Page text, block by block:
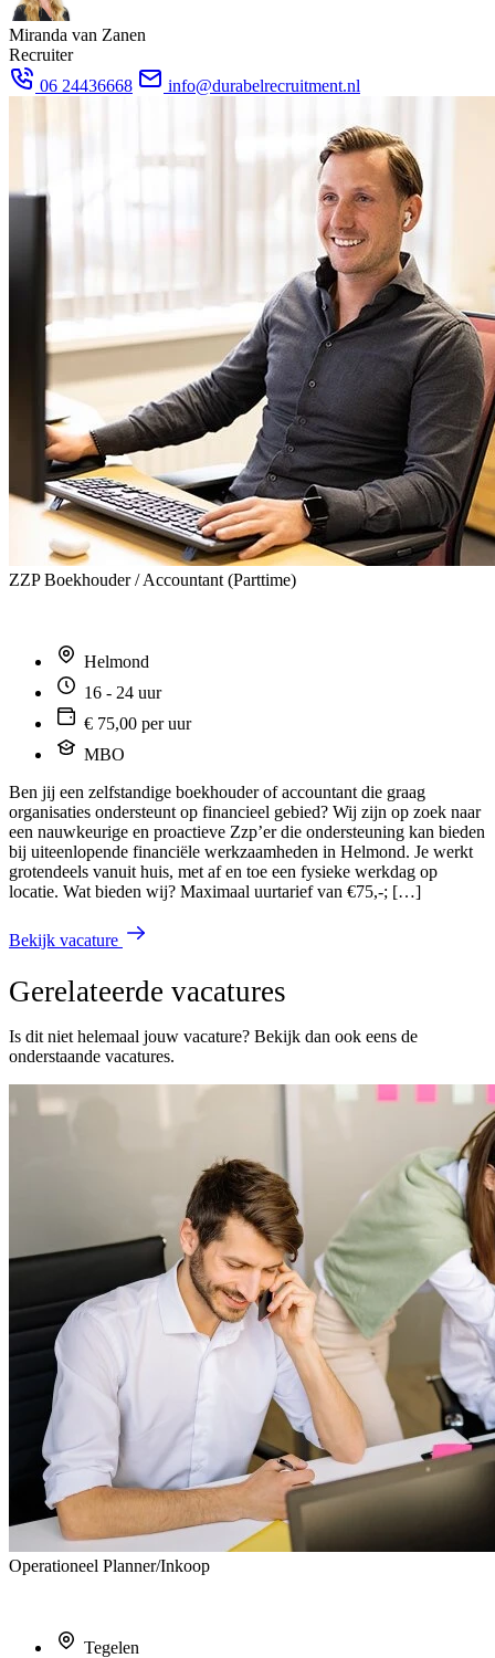
Miranda van Zanen
Recruiter
06 24436668
info@durabelrecruitment.nl
ZZP Boekhouder / Accountant (Parttime)
Helmond
16 - 24 uur
€ 75,00 per uur
MBO
Ben jij een zelfstandige boekhouder of accountant die graag
organisaties ondersteunt op financieel gebied? Wij zijn op zoek naar
een nauwkeurige en proactieve Zzp’er die ondersteuning kan bieden
bij uiteenlopende financiële werkzaamheden in Helmond. Je werkt
grotendeels vanuit huis, met af en toe een fysieke werkdag op
locatie. Wat bieden wij? Maximaal uurtarief van €75,-; […]
Bekijk vacature
Gerelateerde vacatures
Is dit niet helemaal jouw vacature? Bekijk dan ook eens de
onderstaande vacatures.
Operationeel Planner/Inkoop
Tegelen